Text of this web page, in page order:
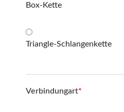
Box-Kette
Triangle-Schlangenkette
*
Verbindungart